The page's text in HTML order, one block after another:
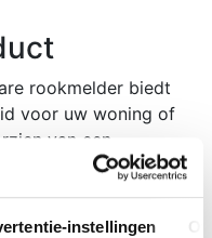
instellingen
rookmelder biedt
voor uw woning of
van een
een levensduur van
verleden